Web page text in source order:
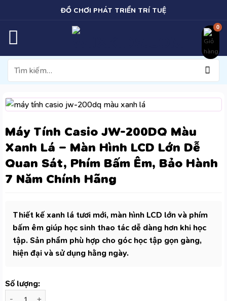
nội
dung
ĐỒ CHƠI PHÁT TRIỂN TRÍ TUỆ
Tìm
kiếm:
Máy Tính Casio JW-200DQ Màu
Xanh Lá – Màn Hình LCD Lớn Dễ
Quan Sát, Phím Bấm Êm, Bảo Hành
7 Năm Chính Hãng
Thiết kế xanh lá tươi mới, màn hình LCD lớn và phím
bấm êm giúp học sinh thao tác dễ dàng hơn khi học
tập. Sản phẩm phù hợp cho góc học tập gọn gàng,
hiện đại và sử dụng hằng ngày.
Số lượng:
Máy Tính Casio JW-200DQ Màu Xanh Lá - Màn Hình LCD